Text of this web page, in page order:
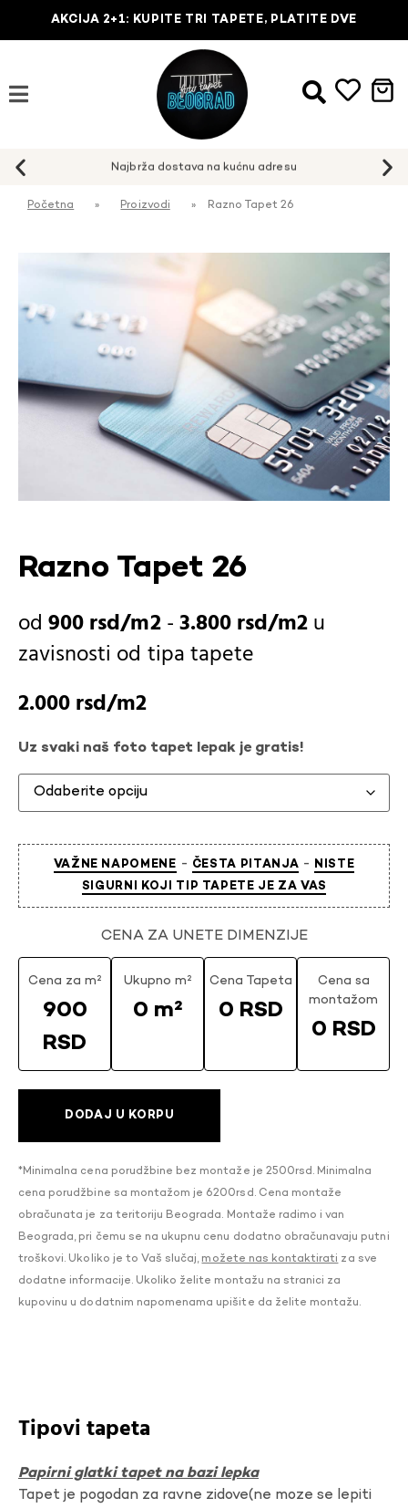
AKCIJA 2+1: KUPITE TRI TAPETE, PLATITE DVE
Najbrža dostava na kućnu adresu
Početna » Proizvodi » Razno Tapet 26
Razno Tapet 26
900rsd -3.800rsd
u
zavisnosti od tipa tapete
2.000rsd
Uz svaki naš foto tapet lepak je gratis!
VAŽNE NAPOMENE - ČESTA PITANJA - NISTE
SIGURNI KOJI TIP TAPETE JE ZA VAS
CENA ZA UNETE DIMENZIJE
Cena za m²
900
RSD
Ukupno m²
0 m²
Cena Tapeta
0 RSD
Cena sa
montažom
0 RSD
DODAJ U KORPU
*Minimalna cena porudžbine bez montaže je 2500rsd. Minimalna
cena porudžbine sa montažom je 6200rsd. Cena montaže
obračunata je za teritoriju Beograda. Montaže radimo i van
Beograda, pri čemu se na ukupnu cenu dodatno obračunavaju putni
troškovi. Ukoliko je to Vaš slučaj, možete nas kontaktirati za sve
dodatne informacije. Ukoliko želite montažu na stranici za
kupovinu u dodatnim napomenama upišite da želite montažu.
Tipovi tapeta
Papirni glatki tapet na bazi lepka
Tapet je pogodan za ravne zidove(ne moze se lepiti